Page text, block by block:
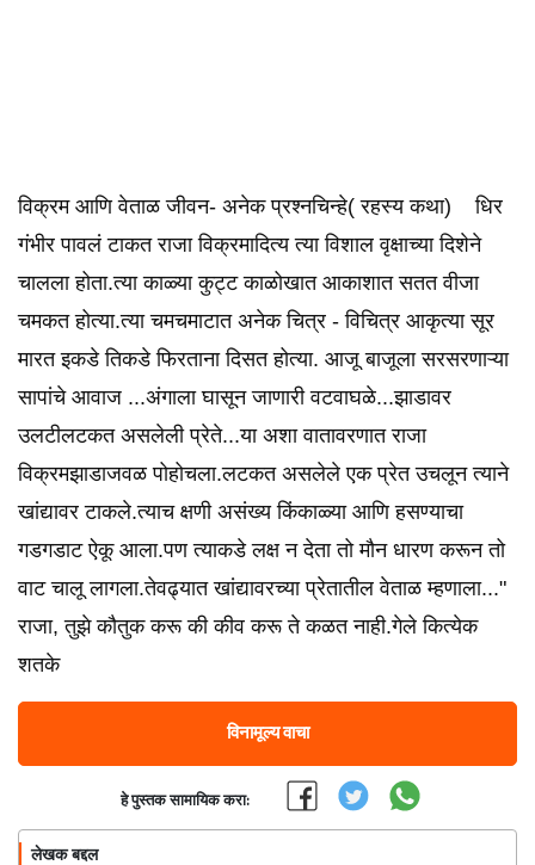
विक्रम आणि वेताळ जीवन- अनेक प्रश्नचिन्हे( रहस्य कथा) धिर
गंभीर पावलं टाकत राजा विक्रमादित्य त्या विशाल वृक्षाच्या दिशेने
चालला होता.त्या काळ्या कुट्ट काळोखात आकाशात सतत वीजा
चमकत होत्या.त्या चमचमाटात अनेक चित्र - विचित्र आकृत्या सूर
मारत इकडे तिकडे फिरताना दिसत होत्या. आजू बाजूला सरसरणाऱ्या
सापांचे आवाज ...अंगाला घासून जाणारी वटवाघळे...झाडावर
उलटीलटकत असलेली प्रेते...या अशा वातावरणात राजा
विक्रमझाडाजवळ पोहोचला.लटकत असलेले एक प्रेत उचलून त्याने
खांद्यावर टाकले.त्याच क्षणी असंख्य किंकाळ्या आणि हसण्याचा
गडगडाट ऐकू आला.पण त्याकडे लक्ष न देता तो मौन धारण करून तो
वाट चालू लागला.तेवढ्यात खांद्यावरच्या प्रेतातील वेताळ म्हणाला..."
राजा, तुझे कौतुक करू की कीव करू ते कळत नाही.गेले कित्येक
शतके
विनामूल्य वाचा
हे पुस्तक सामायिक करा:
लेखक बद्दल